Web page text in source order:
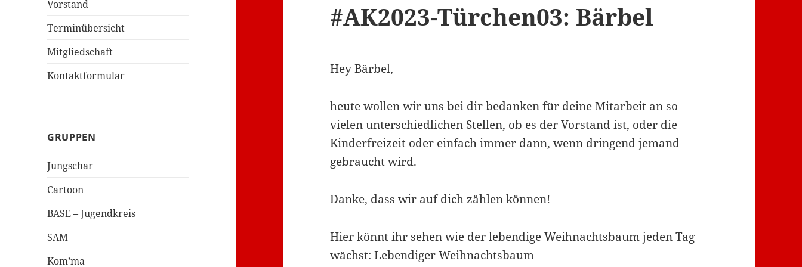
Vorstand
Terminübersicht
Mitgliedschaft
Kontaktformular
GRUPPEN
Jungschar
Cartoon
BASE – Jugendkreis
SAM
Kom’ma
#AK2023-Türchen03: Bärbel
Hey Bärbel,
heute wollen wir uns bei dir bedanken für deine Mitarbeit an so
vielen unterschiedlichen Stellen, ob es der Vorstand ist, oder die
Kinderfreizeit oder einfach immer dann, wenn dringend jemand
gebraucht wird.
Danke, dass wir auf dich zählen können!
Hier könnt ihr sehen wie der lebendige Weihnachtsbaum jeden Tag
wächst:Lebendiger Weihnachtsbaum